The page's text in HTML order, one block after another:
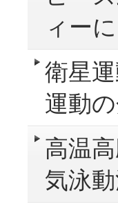
ィー
衛星
運動
高温
気泳